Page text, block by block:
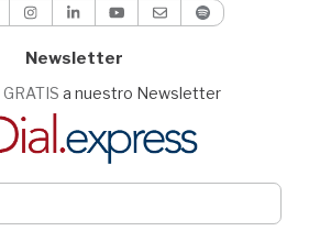
Newsletter
GRATIS a nuestro Newsletter